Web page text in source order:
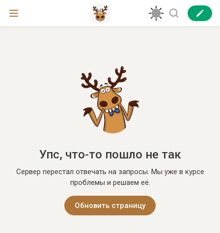
Упс, что-то пошло не так
Сервер перестал отвечать на запросы. Мы уже в курсе
проблемы и решаем её.
Обновить страницу